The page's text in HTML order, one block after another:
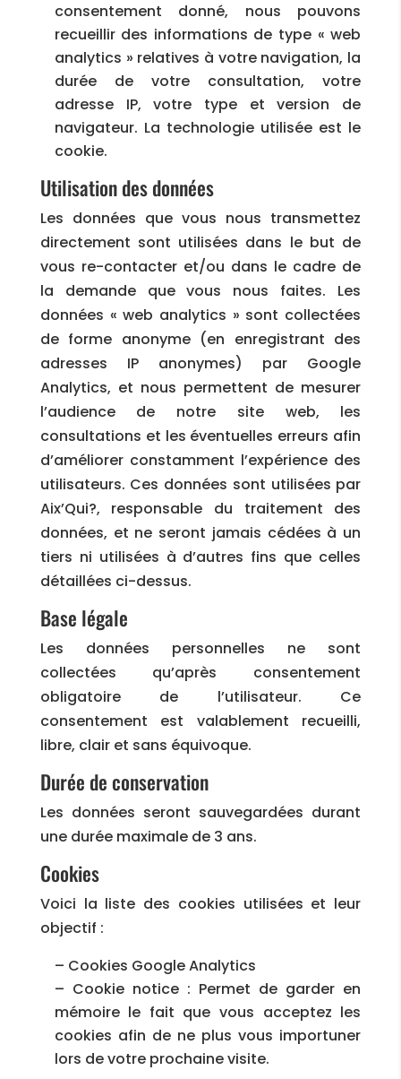
consentement donné, nous pouvons
recueillir des informations de type « web
analytics » relatives à votre navigation, la
durée de votre consultation, votre
adresse IP, votre type et version de
navigateur. La technologie utilisée est le
cookie.
Utilisation des données
Les données que vous nous transmettez
directement sont utilisées dans le but de
vous re-contacter et/ou dans le cadre de
la demande que vous nous faites. Les
données « web analytics » sont collectées
de forme anonyme (en enregistrant des
adresses IP anonymes) par Google
Analytics, et nous permettent de mesurer
l’audience de notre site web, les
consultations et les éventuelles erreurs afin
d’améliorer constamment l’expérience des
utilisateurs. Ces données sont utilisées par
Aix’Qui?, responsable du traitement des
données, et ne seront jamais cédées à un
tiers ni utilisées à d’autres fins que celles
détaillées ci-dessus.
Base légale
Les données personnelles ne sont
collectées qu’après consentement
obligatoire de l’utilisateur. Ce
consentement est valablement recueilli,
libre, clair et sans équivoque.
Durée de conservation
Les données seront sauvegardées durant
une durée maximale de 3 ans.
Cookies
Voici la liste des cookies utilisées et leur
objectif :
– Cookies Google Analytics
– Cookie notice : Permet de garder en
mémoire le fait que vous acceptez les
cookies afin de ne plus vous importuner
lors de votre prochaine visite.